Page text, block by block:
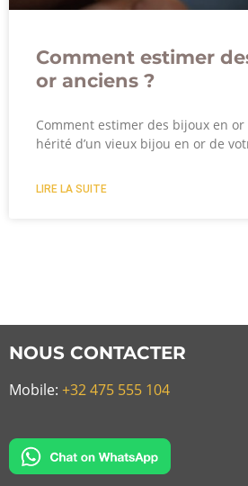
Comment estimer
or anciens ?
Comment estimer des bijoux en or
hérité d’un vieux bijou en or de
LIRE LA SUITE
NOUS CONTACTER
Mobile: +32 475 555 104